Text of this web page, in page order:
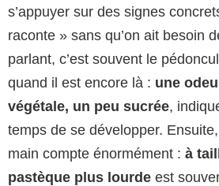
s’appuyer sur des signes
raconte » sans qu’on ait besoin
parlant, c’est souvent le
quand il est encore là : une
végétale, un peu sucrée,
temps de se développer.
main compte énormément : à
pastèque plus lourde est